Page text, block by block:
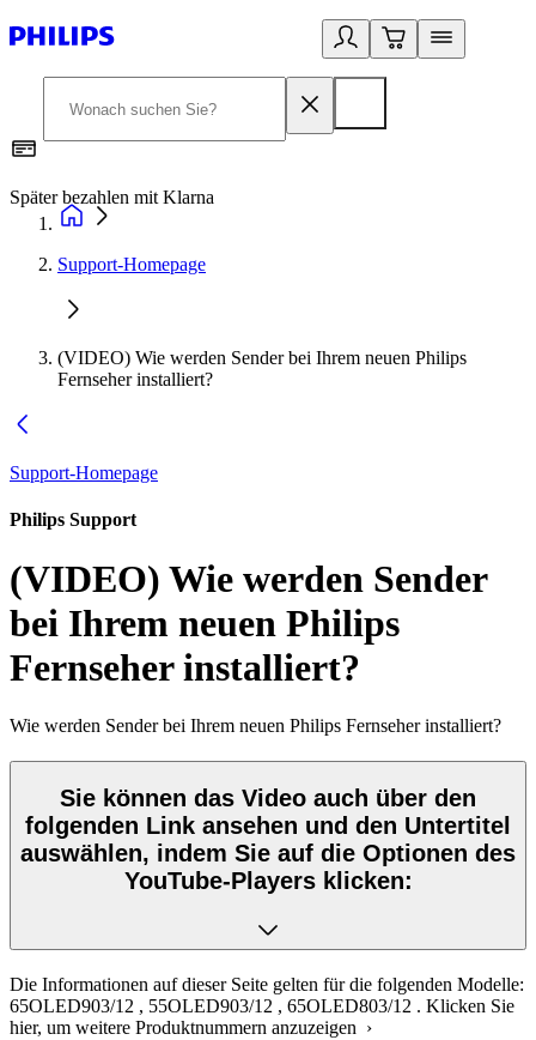
Später bezahlen mit Klarna
Support-Homepage
(VIDEO) Wie werden Sender bei Ihrem neuen Philips
Fernseher installiert?
Support-Homepage
Philips Support
(VIDEO) Wie werden Sender
bei Ihrem neuen Philips
Fernseher installiert?
Wie werden Sender bei Ihrem neuen Philips Fernseher installiert?
Sie können das Video auch über den
folgenden Link ansehen und den Untertitel
auswählen, indem Sie auf die Optionen des
YouTube-Players klicken:
Die Informationen auf dieser Seite gelten für die folgenden Modelle:
65OLED903/12 , 55OLED903/12 , 65OLED803/12 . Klicken Sie
hier, um weitere Produktnummern anzuzeigen ›